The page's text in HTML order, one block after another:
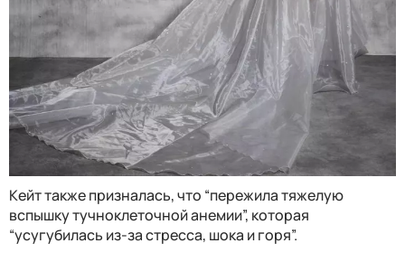
Кейт также призналась, что “пережила тяжелую
вспышку тучноклеточной анемии”, которая
“усугубилась из-за стресса, шока и горя”.